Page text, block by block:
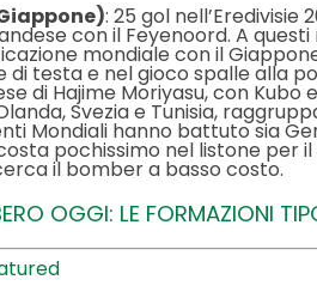
: 25 gol
con il Feyenoord. A
mondiale con il
di testa e nel gioco spalle alla
di Hajime Moriyasu, con Kubo
Svezia e Tunisia,
Mondiali hanno battuto sia
pochissimo nel listone per
il bomber a basso costo.
OGGI: LE FORMAZIONI